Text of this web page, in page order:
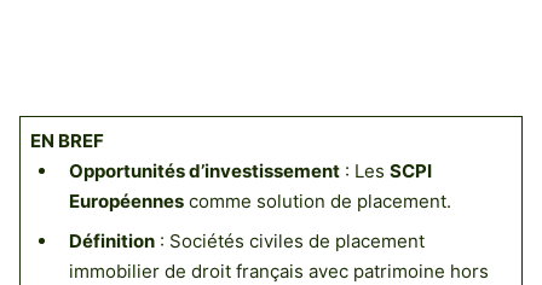
EN BREF
Opportunités d’investissement: Les SCPI
Européennescomme solution de placement.
Définition: Sociétés civiles de placement
immobilier de droit français avec patrimoine hors